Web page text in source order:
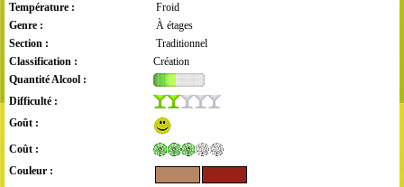
Température :
Froid
Genre :
À étages
Section :
Traditionnel
Classification :
Création
Quantité Alcool :
Difficulté :
Goût :
Coût :
Couleur :